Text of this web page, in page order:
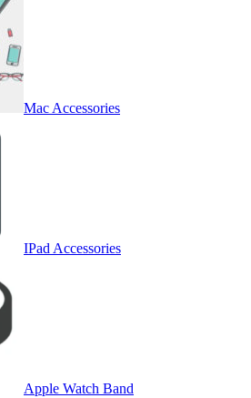
Mac Accessories
IPad Accessories
Apple Watch Band